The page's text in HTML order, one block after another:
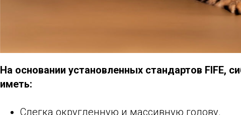
На основании установленных стандартов FIFE,
иметь:
Слегка округленную и массивную голову.